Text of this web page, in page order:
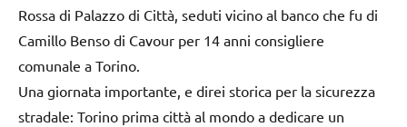
Rossa di Palazzo di Città, seduti vicino al banco che fu di
Camillo Benso di Cavour per 14 anni consigliere
comunale a Torino.
Una giornata importante, e direi storica per la sicurezza
stradale: Torino prima città al mondo a dedicare un